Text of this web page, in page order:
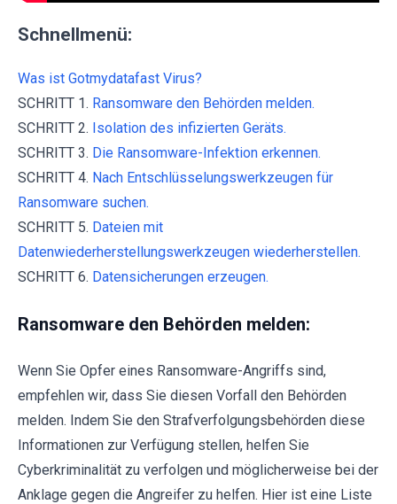
Schnellmenü:
Was ist Gotmydatafast Virus?
SCHRITT 1. Ransomware den Behörden melden.
SCHRITT 2. Isolation des infizierten Geräts.
SCHRITT 3. Die Ransomware-Infektion erkennen.
SCHRITT 4. Nach Entschlüsselungswerkzeugen für
Ransomware suchen.
SCHRITT 5. Dateien mit
Datenwiederherstellungswerkzeugen wiederherstellen.
SCHRITT 6. Datensicherungen erzeugen.
Ransomware den Behörden melden:
Wenn Sie Opfer eines Ransomware-Angriffs sind,
empfehlen wir, dass Sie diesen Vorfall den Behörden
melden. Indem Sie den Strafverfolgungsbehörden diese
Informationen zur Verfügung stellen, helfen Sie
Cyberkriminalität zu verfolgen und möglicherweise bei der
Anklage gegen die Angreifer zu helfen. Hier ist eine Liste